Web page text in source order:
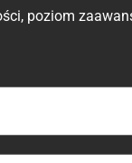
poziom